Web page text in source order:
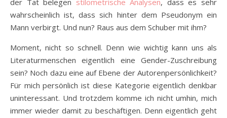
wahrscheinlich ist, dass sich hinter dem Pseudonym ein
Mann verbirgt. Und nun? Raus aus dem Schuber mit ihm?
Moment, nicht so schnell. Denn wie wichtig kann uns als
Literaturmenschen eigentlich eine Gender-Zuschreibung
sein? Noch dazu eine auf Ebene der Autorenpersönlichkeit?
Für mich persönlich ist diese Kategorie eigentlich denkbar
uninteressant. Und trotzdem komme ich nicht umhin, mich
immer wieder damit zu beschäftigen. Denn eigentlich geht